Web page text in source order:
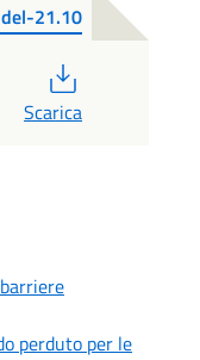
21.10
Scarica
perduto per le